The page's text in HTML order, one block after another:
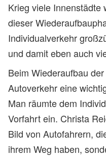
Krieg viele Innenstädte
dieser
Individualverkehr
und damit eben auch
Beim Wiederaufbau
Autoverkehr eine
Man räumte dem
Vorfahrt ein. Christa
Bild von Autofahrern,
ihrem Weg haben,